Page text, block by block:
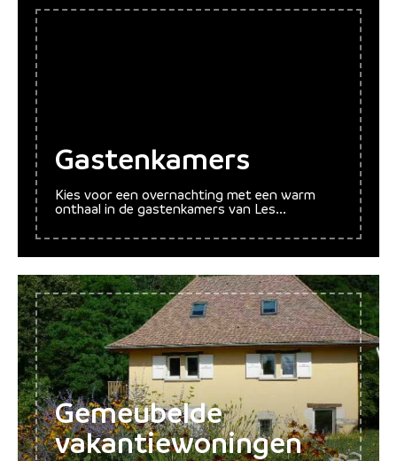
Gastenkamers
Kies voor een overnachting met een warm
onthaal in de gastenkamers van Les...
Gemeubelde
vakantiewoningen